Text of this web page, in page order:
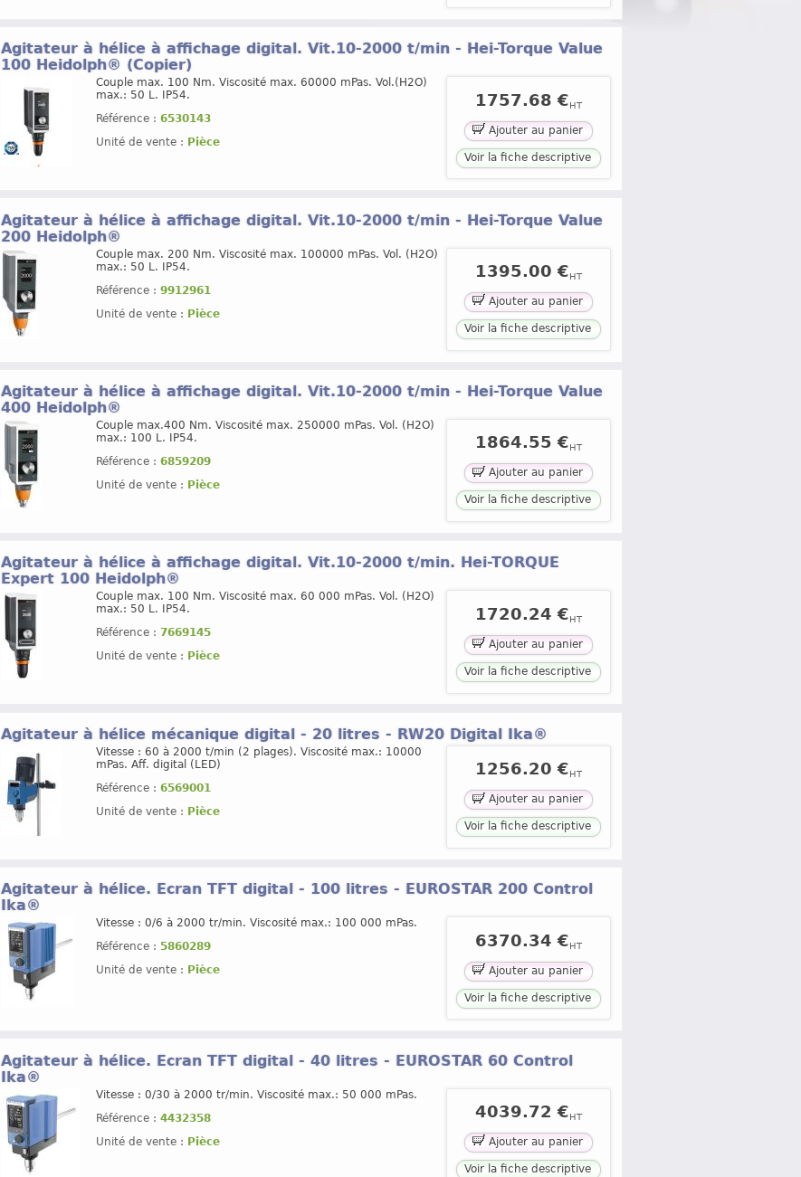
Agitateur à hélice à affichage digital. Vit.10-2000 t/min - Hei-Torque Value
100 Heidolph® (Copier)
Couple max. 100 Nm. Viscosité max. 60000 mPas. Vol.(H2O)
max.: 50 L. IP54.
Référence : 6530143
Unité de vente : Pièce
1757.68 €HT
Ajouter au panier
Voir la fiche descriptive
Agitateur à hélice à affichage digital. Vit.10-2000 t/min - Hei-Torque Value
200 Heidolph®
Couple max. 200 Nm. Viscosité max. 100000 mPas. Vol. (H2O)
max.: 50 L. IP54.
Référence : 9912961
Unité de vente : Pièce
1395.00 € HT
Ajouter au panier
Voir la fiche descriptive
Agitateur à hélice à affichage digital. Vit.10-2000 t/min - Hei-Torque Value
400 Heidolph®
Couple max.400 Nm. Viscosité max. 250000 mPas. Vol. (H2O)
max.: 100 L. IP54.
Référence : 6859209
Unité de vente : Pièce
1864.55 € HT
Ajouter au panier
Voir la fiche descriptive
Agitateur à hélice à affichage digital. Vit.10-2000 t/min. Hei-TORQUE
Expert 100 Heidolph®
Couple max. 100 Nm. Viscosité max. 60 000 mPas. Vol. (H2O)
max.: 50 L. IP54.
Référence : 7669145
Unité de vente : Pièce
1720.24 €HT
Ajouter au panier
Voir la fiche descriptive
Agitateur à hélice mécanique digital - 20 litres - RW20 Digital Ika®
Vitesse : 60 à 2000 t/min (2 plages). Viscosité max.: 10000
mPas. Aff. digital (LED)
Référence : 6569001
Unité de vente : Pièce
1256.20 € HT
Ajouter au panier
Voir la fiche descriptive
Agitateur à hélice. Ecran TFT digital - 100 litres - EUROSTAR 200 Control
Ika®
Vitesse : 0/6 à 2000 tr/min. Viscosité max.: 100 000 mPas.
Référence : 5860289
Unité de vente : Pièce
6370.34 €HT
Ajouter au panier
Voir la fiche descriptive
Agitateur à hélice. Ecran TFT digital - 40 litres - EUROSTAR 60 Control
Ika®
Vitesse : 0/30 à 2000 tr/min. Viscosité max.: 50 000 mPas.
Référence : 4432358
Unité de vente : Pièce
4039.72 € HT
Ajouter au panier
Voir la fiche descriptive